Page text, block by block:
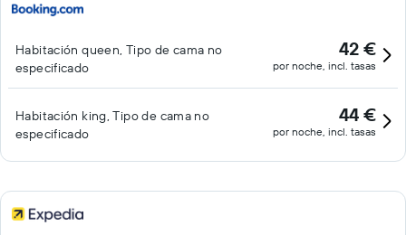
Habitación queen, Tipo de cama no
especificado
42 €
por noche, incl. tasas
Habitación king, Tipo de cama no
especificado
44 €
por noche, incl. tasas